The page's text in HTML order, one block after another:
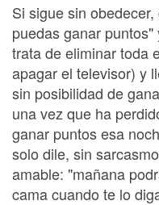
Si sigue sin
puedas ganar
trata de eliminar toda
apagar el televisor) y
sin posibilidad de
una vez que ha
ganar puntos esa
solo dile, sin
amable: "mañana
cama cuando te lo